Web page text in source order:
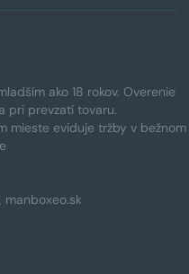
ako 18 rokov. Overenie
pri prevzatí tovaru.
mieste eviduje tržby v bežnom